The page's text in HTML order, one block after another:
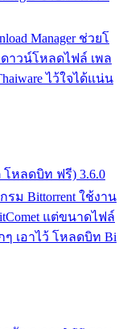
Manager ช่วยโ
าวน์โหลดไฟล์ เพล
ไว้ใจได้แน่น
โหลดบิท ฟรี) 3.6.0
รม Bittorrent ใช้งาน
แต่ขนาดไฟล์
ๆ เอาไว้ โหลดบิท Bi